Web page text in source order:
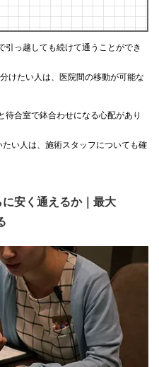
引っ越しても続けて通うことができ
けたい人は、医院間の移動が可能な
待合室で鉢合わせになる心配があり
い人は、施術スタッフについても確
安く通えるか｜最大